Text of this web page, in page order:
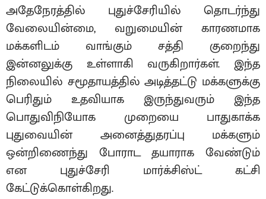
அதேநேரத்தில் புதுச்சேரியில் தொடர்ந்து
வேலையின்மை, வறுமையின் காரணமாக
மக்களிடம் வாங்கும் சத்தி குறைந்து
இன்னலுக்கு உள்ளாகி வருகிறார்கள். இந்த
நிலையில் சமூதாயத்தில் அடித்தட்டு மக்களுக்கு
பெரிதும் உதவியாக இருந்துவரும் இந்த
பொதுவிநியோக முறையை பாதுகாக்க
புதுவையின் அனைத்துதரப்பு மக்களும்
ஒன்றிணைந்து போராட தயாராக வேண்டும்
என புதுச்சேரி மார்க்சிஸ்ட் கட்சி
கேட்டுக்கொள்கிறது.